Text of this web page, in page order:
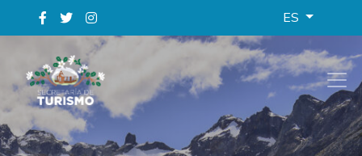
ES